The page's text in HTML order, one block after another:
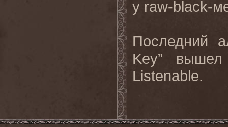
у raw-black-
Последний
Key”
Listenable.